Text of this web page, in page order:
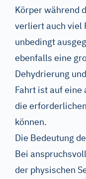
Körper während
verliert auch viel
unbedingt
ebenfalls eine
Dehydrierung
Fahrt ist auf eine
die
können.
Die Bedeutung
Bei
der physischen